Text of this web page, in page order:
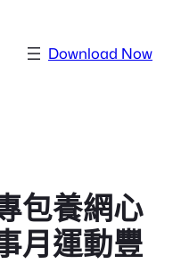
Download Now
包養網心
月運動豐